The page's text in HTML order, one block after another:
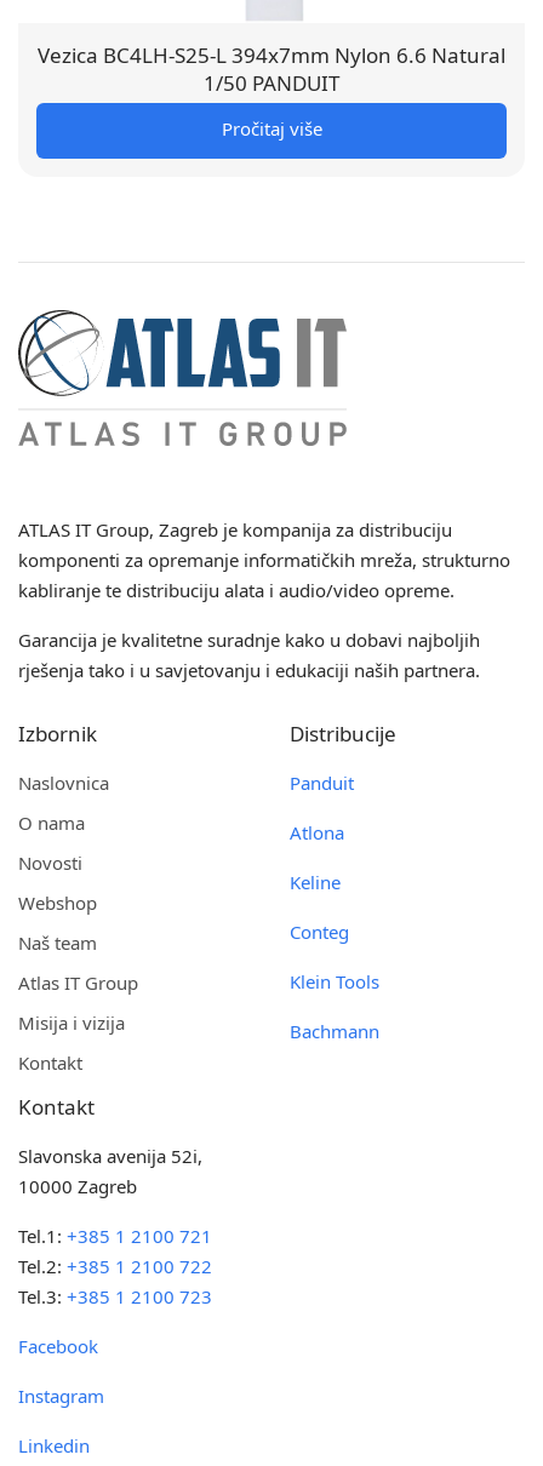
Vezica BC4LH-S25-L 394x7mm Nylon 6.6 Natural
1/50 PANDUIT
Pročitaj više
ATLAS IT Group, Zagreb je kompanija za distribuciju
komponenti za opremanje informatičkih mreža, strukturno
kabliranje te distribuciju alata i audio/video opreme.
Garancija je kvalitetne suradnje kako u dobavi najboljih
rješenja tako i u savjetovanju i edukaciji naših partnera.
Izbornik
Naslovnica
O nama
Novosti
Webshop
Naš team
Atlas IT Group
Misija i vizija
Kontakt
Distribucije
Panduit
Atlona
Keline
Conteg
Klein Tools
Bachmann
Kontakt
Slavonska avenija 52i,
10000 Zagreb
Tel.1:+385 1 2100 721
Tel.2:+385 1 2100 722
Tel.3:+385 1 2100 723
Facebook
Instagram
Linkedin